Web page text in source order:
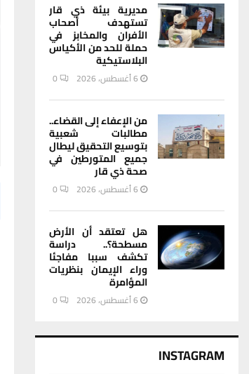
مديرية بيئة ذي قار
تستهدف أصحاب
الأفران والمخابز في
حملة للحد من الأكياس
البلاستيكية
6 أغسطس، 2026 0
من الإعفاء إلى القضاء..
مطالبات شعبية
بتوسيع التحقيق ليطال
جميع المتورطين في
صحة ذي قار
6 أغسطس، 2026 0
هل تعتقد أن الأرض
مسطحة؟.. دراسة
تكشف سببا مفاجئا
وراء الإيمان بنظريات
المؤامرة
6 أغسطس، 2026 0
INSTAGRAM